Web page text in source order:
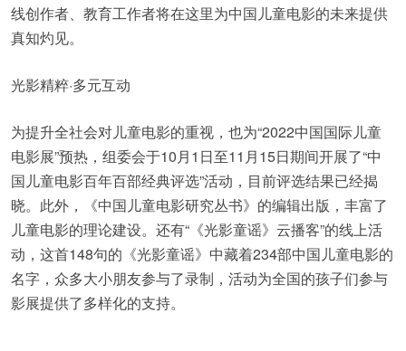
线创作者、教育工作者将在这里为中国儿童电影的未来提供
真知灼见。
光影精粹·多元互动
为提升全社会对儿童电影的重视，也为“2022中国国际儿童
电影展”预热，组委会于10月1日至11月15日期间开展了“中
国儿童电影百年百部经典评选”活动，目前评选结果已经揭
晓。此外，《中国儿童电影研究丛书》的编辑出版，丰富了
儿童电影的理论建设。还有“《光影童谣》云播客”的线上活
动，这首148句的《光影童谣》中藏着234部中国儿童电影的
名字，众多大小朋友参与了录制，活动为全国的孩子们参与
影展提供了多样化的支持。